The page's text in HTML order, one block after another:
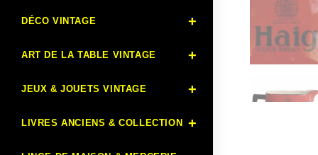
DÉCO VINTAGE
ART DE LA TABLE VINTAGE
JEUX & JOUETS VINTAGE
LIVRES ANCIENS & COLLECTION